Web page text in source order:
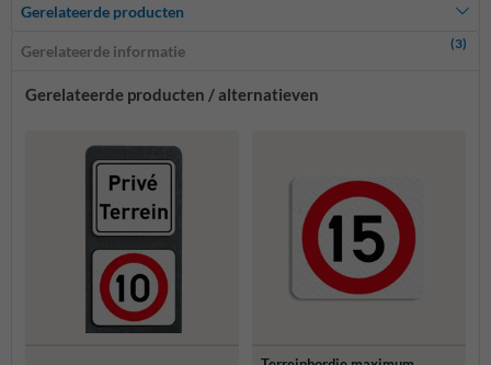
Gerelateerde producten
Gerelateerde informatie (3)
Gerelateerde producten / alternatieven